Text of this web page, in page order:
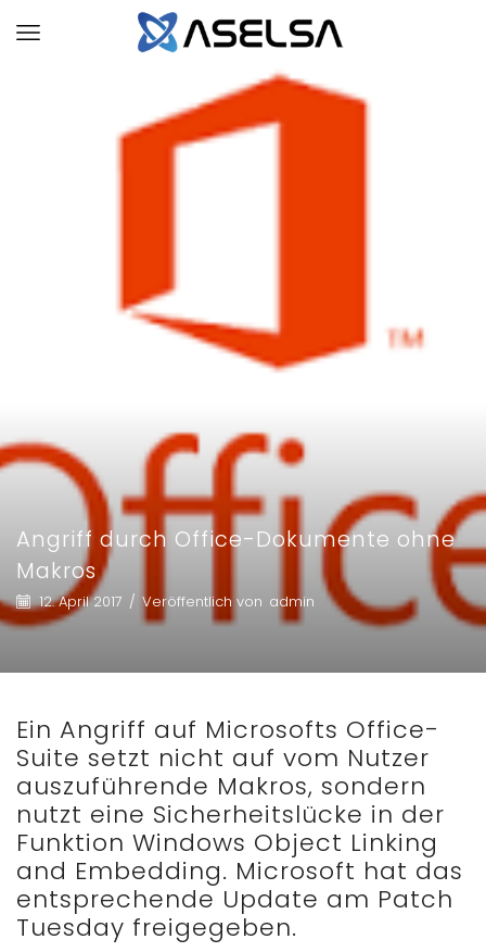
Angriff durch Office-Dokumente ohne
Makros
12. April 2017 / Veröffentlich von admin
Ein Angriff auf Microsofts Office-
Suite setzt nicht auf vom Nutzer
auszuführende Makros, sondern
nutzt eine Sicherheitslücke in der
Funktion Windows Object Linking
and Embedding. Microsoft hat das
entsprechende Update am Patch
Tuesday freigegeben.